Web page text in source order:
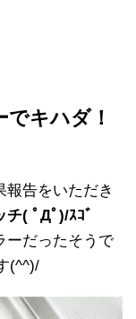
キハダ！
報告をいただき
チ( ﾟДﾟ)/ｽｺﾞ
ーだったそうで
(^^)/